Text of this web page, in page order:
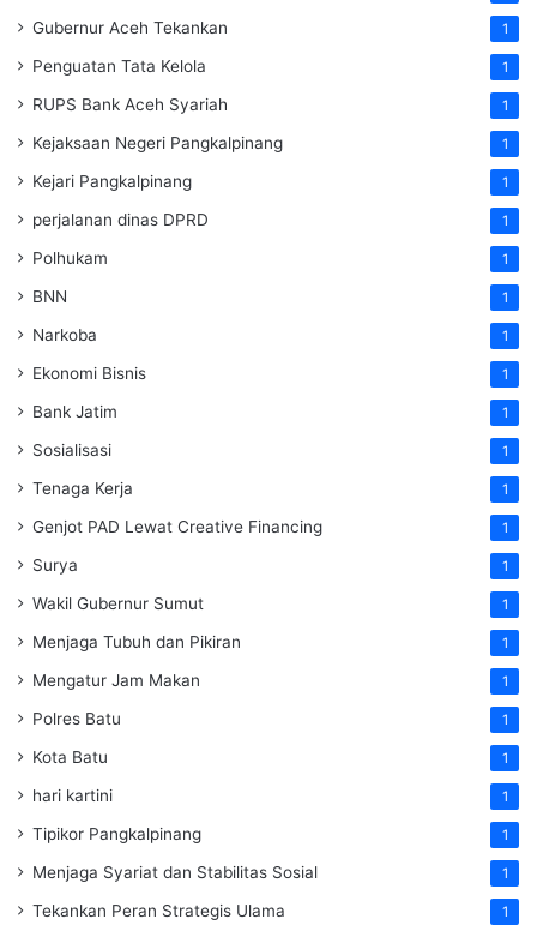
Gubernur Aceh Tekankan 1
Penguatan Tata Kelola 1
RUPS Bank Aceh Syariah 1
Kejaksaan Negeri Pangkalpinang 1
Kejari Pangkalpinang 1
perjalanan dinas DPRD 1
Polhukam 1
BNN 1
Narkoba 1
Ekonomi Bisnis 1
Bank Jatim 1
Sosialisasi 1
Tenaga Kerja 1
Genjot PAD Lewat Creative Financing 1
Surya 1
Wakil Gubernur Sumut 1
Menjaga Tubuh dan Pikiran 1
Mengatur Jam Makan 1
Polres Batu 1
Kota Batu 1
hari kartini 1
Tipikor Pangkalpinang 1
Menjaga Syariat dan Stabilitas Sosial 1
Tekankan Peran Strategis Ulama 1